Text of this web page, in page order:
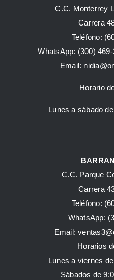
C.C. Monterrey
Carrera
Teléfono:
WhatsApp: (300)
Email:
Horario
Lunes a sábado
C.C. Parque
Carrera
Teléfono:
WhatsApp:
Email:
Horarios
Lunes a viernes
Sábados de